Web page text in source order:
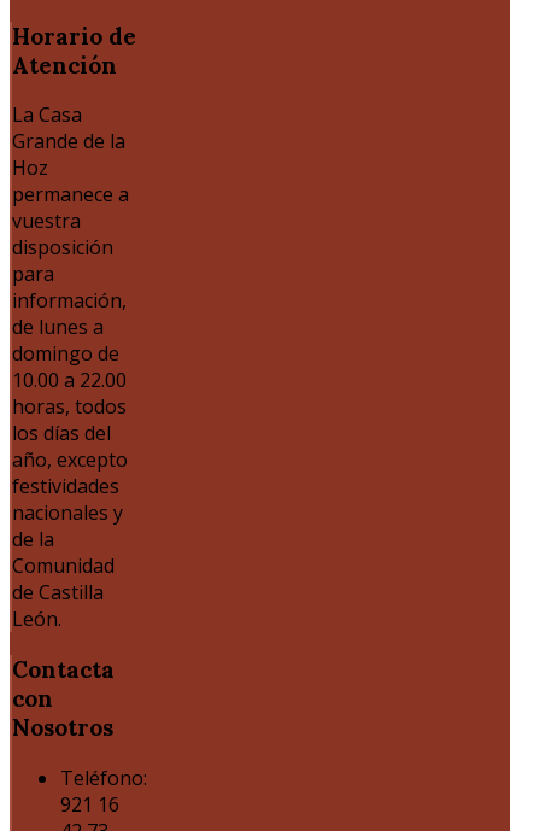
Horario de
Atención
La Casa
Grande de la
Hoz
permanece a
vuestra
disposición
para
información,
de lunes a
domingo de
10.00 a 22.00
horas, todos
los días del
año, excepto
festividades
nacionales y
de la
Comunidad
de Castilla
León.
Contacta
con
Nosotros
Teléfono:
921 16